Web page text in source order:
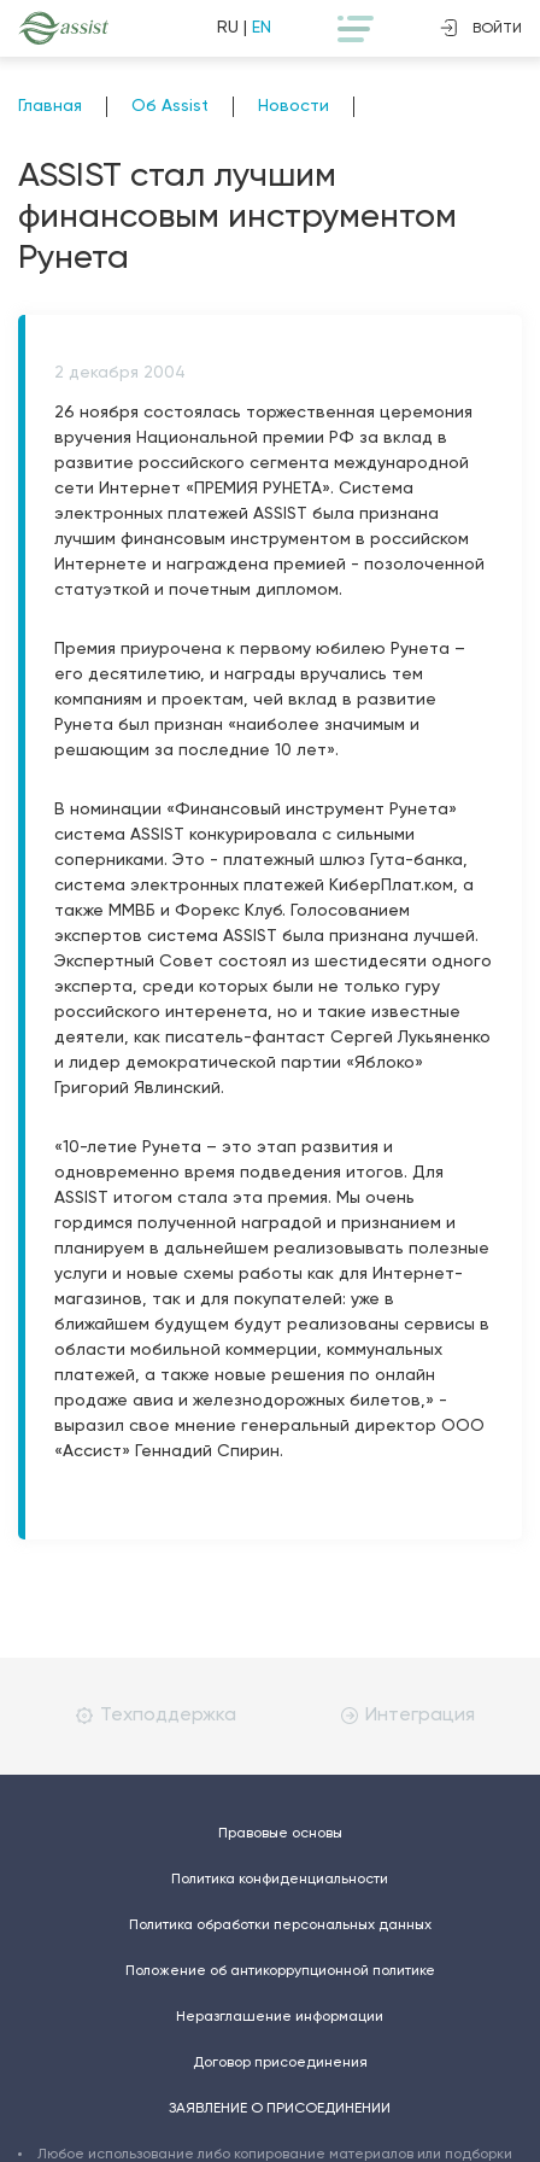
RU EN ВОЙТИ
Главная Об Assist Новости
ASSIST стал лучшим
финансовым инструментом
Рунета
2 декабря 2004
26 ноября состоялась торжественная церемония
вручения Национальной премии РФ за вклад в
развитие российского сегмента международной
сети Интернет «ПРЕМИЯ РУНЕТА». Система
электронных платежей ASSIST была признана
лучшим финансовым инструментом в российском
Интернете и награждена премией - позолоченной
статуэткой и почетным дипломом.
Премия приурочена к первому юбилею Рунета –
его десятилетию, и награды вручались тем
компаниям и проектам, чей вклад в развитие
Рунета был признан «наиболее значимым и
решающим за последние 10 лет».
В номинации «Финансовый инструмент Рунета»
система ASSIST конкурировала с сильными
соперниками. Это - платежный шлюз Гута-банка,
система электронных платежей КиберПлат.ком, а
также ММВБ и Форекс Клуб. Голосованием
экспертов система ASSIST была признана лучшей.
Экспертный Совет состоял из шестидесяти одного
эксперта, среди которых были не только гуру
российского интеренета, но и такие извеcтные
деятели, как писатель-фантаст Сергей Лукьяненко
и лидер демократической партии «Яблоко»
Григорий Явлинский.
«10-летие Рунета – это этап развития и
одновременно время подведения итогов. Для
ASSIST итогом стала эта премия. Мы очень
гордимся полученной наградой и признанием и
планируем в дальнейшем реализовывать полезные
услуги и новые схемы работы как для Интернет-
магазинов, так и для покупателей: уже в
ближайшем будущем будут реализованы сервисы в
области мобильной коммерции, коммунальных
платежей, а также новые решения по онлайн
продаже авиа и железнодорожных билетов,» -
выразил свое мнение генеральный директор ООО
«Ассист» Геннадий Спирин.
Техподдержка Интеграция
Правовые основы
Политика конфиденциальности
Политика обработки персональных данных
Положение об антикоррупционной политике
Неразглашение информации
Договор присоединения
ЗАЯВЛЕНИЕ О ПРИСОЕДИНЕНИИ
Любое использование либо копирование материалов или подборки